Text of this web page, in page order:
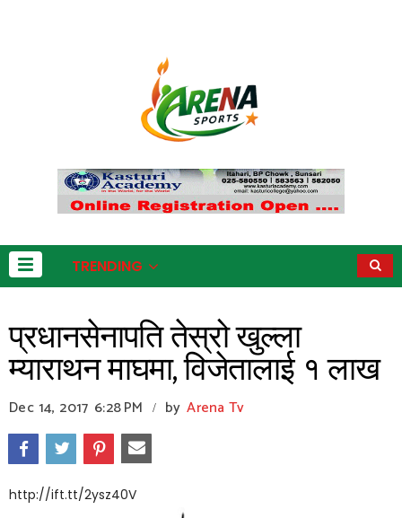
TRENDING
प्रधानसेनापति तेस्रो खुल्ला
म्याराथन माघमा, विजेतालाई १ लाख
Dec 14, 2017 6:28 PM / by Arena Tv
http://ift.tt/2ysz40V